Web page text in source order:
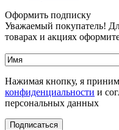
Оформить подписку
Уважаемый покупатель!
товарах и акциях
Нажимая кнопку, я
конфиденциальности и
персональных данных